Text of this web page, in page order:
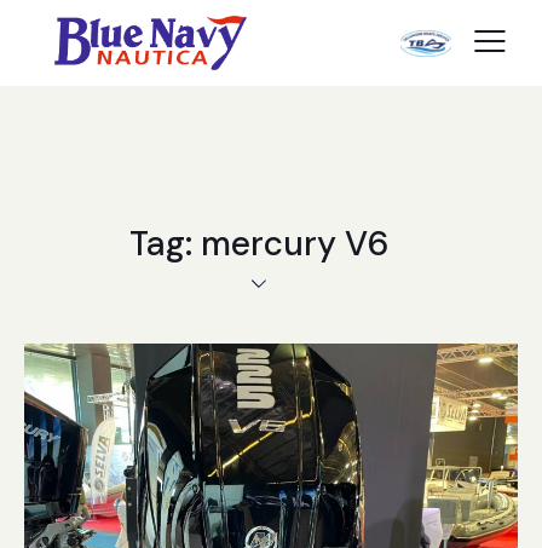
Tag: mercury V6